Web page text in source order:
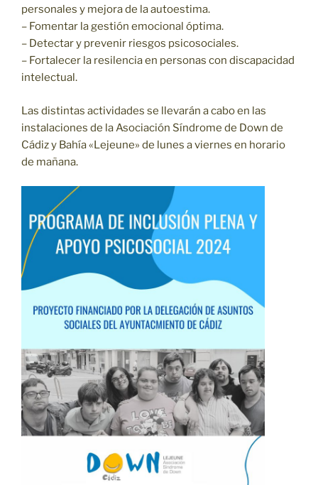
personales y mejora de la autoestima.
– Fomentar la gestión emocional óptima.
– Detectar y prevenir riesgos psicosociales.
– Fortalecer la resilencia en personas con discapacidad
intelectual.
Las distintas actividades se llevarán a cabo en las
instalaciones de la Asociación Síndrome de Down de
Cádiz y Bahía «Lejeune» de lunes a viernes en horario
de mañana.